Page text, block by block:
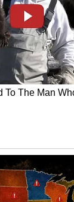
16
!
അതോടെ